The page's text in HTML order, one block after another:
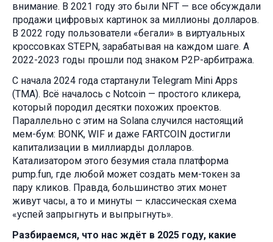
внимание. В 2021 году это были NFT — все обсуждали
продажи цифровых картинок за миллионы долларов.
В 2022 году пользователи «бегали» в виртуальных
кроссовках STEPN, зарабатывая на каждом шаге. А
2022-2023 годы прошли под знаком P2P-арбитража.
С начала 2024 года стартанули Telegram Mini Apps
(TMA). Всё началось с Notcoin — простого кликера,
который породил десятки похожих проектов.
Параллельно с этим на Solana случился настоящий
мем-бум: BONK, WIF и даже FARTCOIN достигли
капитализации в миллиарды долларов.
Катализатором этого безумия стала платформа
pump.fun, где любой может создать мем-токен за
пару кликов. Правда, большинство этих монет
живут часы, а то и минуты — классическая схема
«успей запрыгнуть и выпрыгнуть».
Разбираемся, что нас ждёт в 2025 году, какие